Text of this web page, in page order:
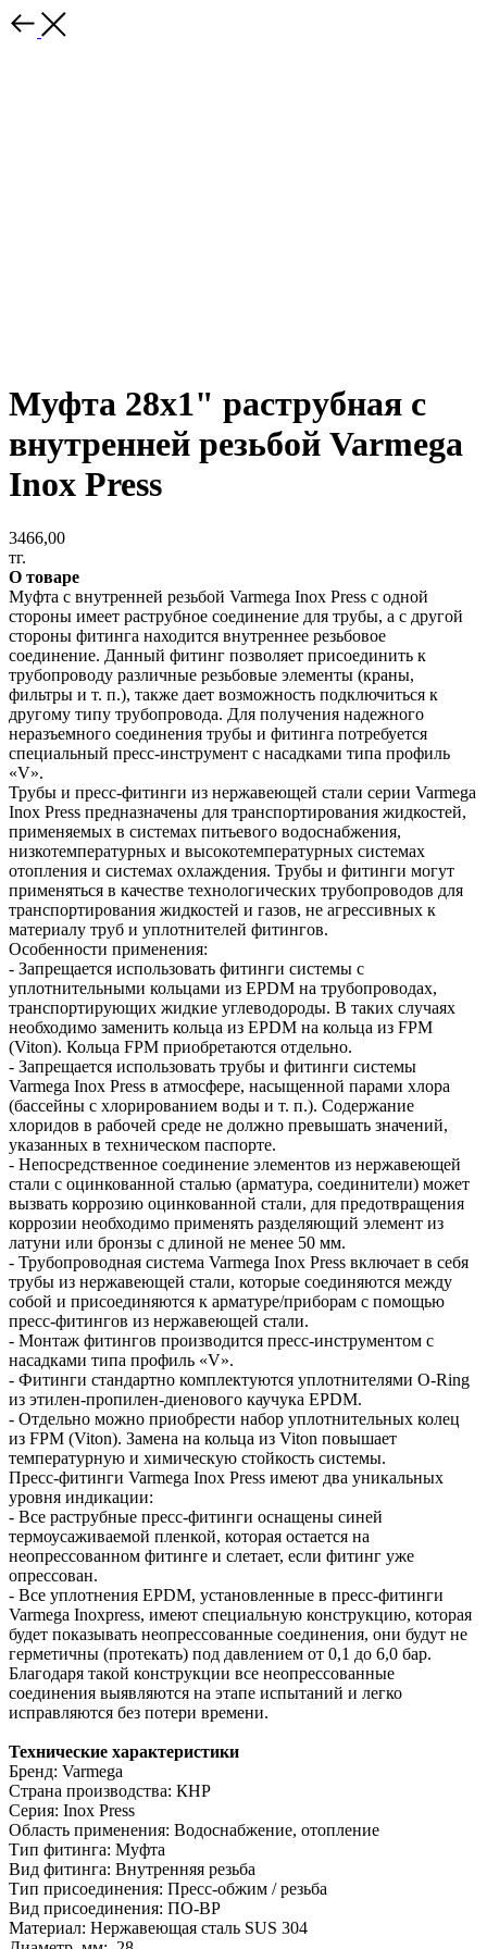
Муфта 28x1" раструбная с
внутренней резьбой Varmega
Inox Press
3466,00
тг.
О товаре
Муфта с внутренней резьбой Varmega Inox Press с одной
стороны имеет раструбное соединение для трубы, а с другой
стороны фитинга находится внутреннее резьбовое
соединение. Данный фитинг позволяет присоединить к
трубопроводу различные резьбовые элементы (краны,
фильтры и т. п.), также дает возможность подключиться к
другому типу трубопровода. Для получения надежного
неразъемного соединения трубы и фитинга потребуется
специальный пресс-инструмент с насадками типа профиль
«V».
Трубы и пресс-фитинги из нержавеющей стали серии Varmega
Inox Press предназначены для транспортирования жидкостей,
применяемых в системах питьевого водоснабжения,
низкотемпературных и высокотемпературных системах
отопления и системах охлаждения. Трубы и фитинги могут
применяться в качестве технологических трубопроводов для
транспортирования жидкостей и газов, не агрессивных к
материалу труб и уплотнителей фитингов.
Особенности применения:
- Запрещается использовать фитинги системы с
уплотнительными кольцами из EPDM на трубопроводах,
транспортирующих жидкие углеводороды. В таких случаях
необходимо заменить кольца из EPDM на кольца из FPM
(Viton). Кольца FPM приобретаются отдельно.
- Запрещается использовать трубы и фитинги системы
Varmega Inox Press в атмосфере, насыщенной парами хлора
(бассейны с хлорированием воды и т. п.). Содержание
хлоридов в рабочей среде не должно превышать значений,
указанных в техническом паспорте.
- Непосредственное соединение элементов из нержавеющей
стали с оцинкованной сталью (арматура, соединители) может
вызвать коррозию оцинкованной стали, для предотвращения
коррозии необходимо применять разделяющий элемент из
латуни или бронзы с длиной не менее 50 мм.
- Трубопроводная система Varmega Inox Press включает в себя
трубы из нержавеющей стали, которые соединяются между
собой и присоединяются к арматуре/приборам с помощью
пресс-фитингов из нержавеющей стали.
- Монтаж фитингов производится пресс-инструментом с
насадками типа профиль «V».
- Фитинги стандартно комплектуются уплотнителями O-Ring
из этилен-пропилен-диенового каучука EPDM.
- Отдельно можно приобрести набор уплотнительных колец
из FPM (Viton). Замена на кольца из Viton повышает
температурную и химическую стойкость системы.
Пресс-фитинги Varmega Inox Press имеют два уникальных
уровня индикации:
- Все раструбные пресс-фитинги оснащены синей
термоусаживаемой пленкой, которая остается на
неопрессованном фитинге и слетает, если фитинг уже
опрессован.
- Все уплотнения EPDM, установленные в пресс-фитинги
Varmega Inoxpress, имеют специальную конструкцию, которая
будет показывать неопрессованные соединения, они будут не
герметичны (протекать) под давлением от 0,1 до 6,0 бар.
Благодаря такой конструкции все неопрессованные
соединения выявляются на этапе испытаний и легко
исправляются без потери времени.
Технические характеристики
Бренд: Varmega
Страна производства: КНР
Серия: Inox Press
Область применения: Водоснабжение, отопление
Тип фитинга: Муфта
Вид фитинга: Внутренняя резьба
Тип присоединения: Пресс-обжим / резьба
Вид присоединения: ПО-ВР
Материал: Нержавеющая сталь SUS 304